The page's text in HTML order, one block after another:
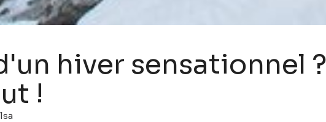
hiver sensationnel
!